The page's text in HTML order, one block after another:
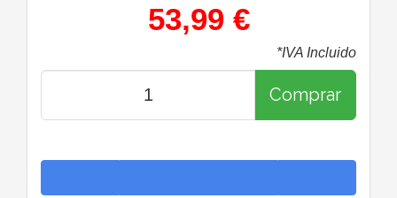
53,99 €
*IVA Incluido
Comprar